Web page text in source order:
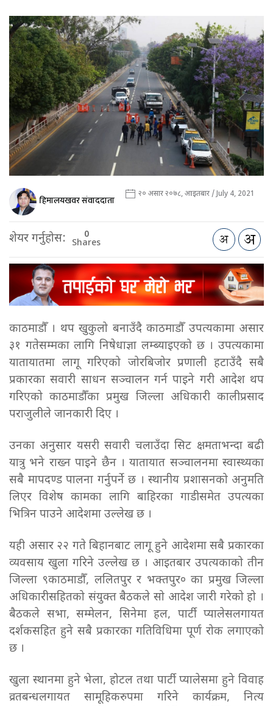
हिमालयखवर संवाददाता २० असार २०७८, आइतबार / July 4, 2021
शेयर गर्नुहोस: 0
Shares
काठमाडौँ । थप खुकुलो बनाउँदै काठमाडौँ उपत्यकामा असार
३१ गतेसम्मका लागि निषेधाज्ञा लम्ब्याइएको छ । उपत्यकामा
यातायातमा लागू गरिएको जोरबिजोर प्रणाली हटाउँदै सबै
प्रकारका सवारी साधन सञ्चालन गर्न पाइने गरी आदेश थप
गरिएको काठमाडौँका प्रमुख जिल्ला अधिकारी कालीप्रसाद
पराजुलीले जानकारी दिए ।
उनका अनुसार यसरी सवारी चलाउँदा सिट क्षमताभन्दा बढी
यात्रु भने राख्न पाइने छैन । यातायात सञ्चालनमा स्वास्थ्यका
सबै मापदण्ड पालना गर्नुपर्ने छ । स्थानीय प्रशासनको अनुमति
लिएर विशेष कामका लागि बाहिरका गाडीसमेत उपत्यका
भित्रिन पाउने आदेशमा उल्लेख छ ।
यही असार २२ गते बिहानबाट लागू हुने आदेशमा सबै प्रकारका
व्यवसाय खुला गरिने उल्लेख छ । आइतबार उपत्यकाको तीन
जिल्ला ९काठमाडौँ, ललितपुर र भक्तपुर० का प्रमुख जिल्ला
अधिकारीसहितको संयुक्त बैठकले सो आदेश जारी गरेको हो ।
बैठकले सभा, सम्मेलन, सिनेमा हल, पार्टी प्यालेसलगायत
दर्शकसहित हुने सबै प्रकारका गतिविधिमा पूर्ण रोक लगाएको
छ ।
खुला स्थानमा हुने भेला, होटल तथा पार्टी प्यालेसमा हुने विवाह
व्रतबन्धलगायत सामूहिकरुपमा गरिने कार्यक्रम, नित्य